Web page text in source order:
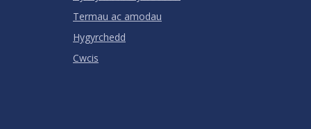
Termau ac amodau
Hygyrchedd
Cwcis